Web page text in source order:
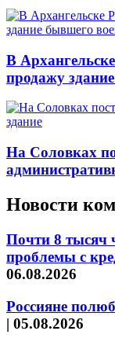
В
продажу
На Соловках
Новости
Почти 8 тысяч
проблемы с
06.08.2026
Россияне
| 05.08.2026